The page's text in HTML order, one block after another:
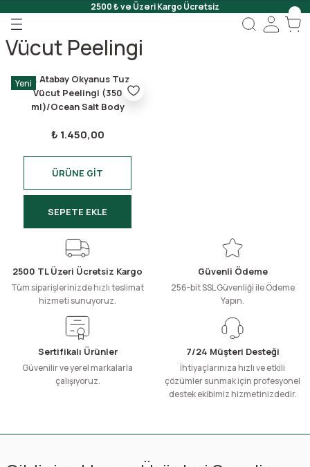
2500 ₺ ve Üzeri Kargo Ücretsiz
Geri Dön
Geri Dön
Geri Dön
Vücut Peelingi
YeniDr. Atabay Okyanus Tuz
Vücut Peelingi (350
ml)/Ocean Salt Body
₺ 1.450,00
ÜRÜNE GİT
SEPETE EKLE
2500 TL Üzeri Ücretsiz Kargo
Tüm siparişlerinizde hızlı teslimat
hizmeti sunuyoruz.
Güvenli Ödeme
256-bit SSL Güvenliği ile Ödeme
Yapın.
Sertifikalı Ürünler
Güvenilir ve yerel markalarla
çalışıyoruz.
7/24 Müşteri Desteği
İhtiyaçlarınıza hızlı ve etkili
çözümler sunmak için profesyonel
destek ekibimiz hizmetinizdedir.